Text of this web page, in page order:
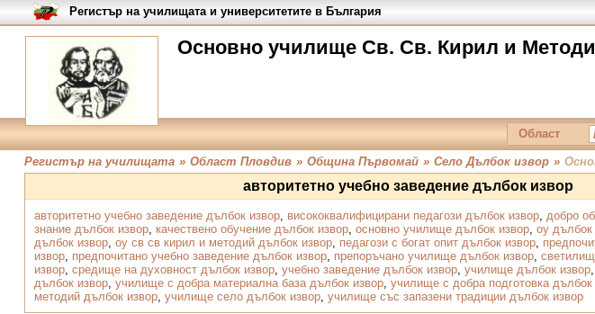
Основно училище Св. Св. Кирил и
Регистър на училищата и университетите в България
Област
Регистър на училищата » Област Пловдив » Община Първомай » Село Дълбок извор »
авторитетно учебно заведение дълбок извор
авторитетно учебно заведение дълбок извор, висококвалифицирани педагози дълбок извор, добро
знание дълбок извор, качествено обучение дълбок извор, основно училище дълбок извор, оу дълбок
дълбок извор, оу св св кирил и методий дълбок извор, педагози с богат опит дълбок извор,
извор, предпочитано учебно заведение дълбок извор, препоръчано училище дълбок извор,
извор, средище на духовност дълбок извор, учебно заведение дълбок извор, училище дълбок извор,
дълбок извор, училище с добра материална база дълбок извор, училище с добра подготовка дълбок
методий дълбок извор, училище село дълбок извор, училище със запазени традиции дълбок извор